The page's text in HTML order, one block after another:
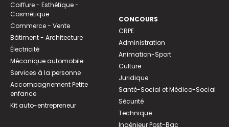
Coiffure - Esthétique -
Cosmétique
Commerce - Vente
Bâtiment - Architecture
Électricité
Mécanique automobile
Services à la personne
Accompagnement Petite
enfance
Kit auto-entrepreneur
CONCOURS
CRPE
Administration
Animation-Sport
Culture
Juridique
Santé-Social et Médico-Social
Sécurité
Technique
Ingénieur Post-Bac